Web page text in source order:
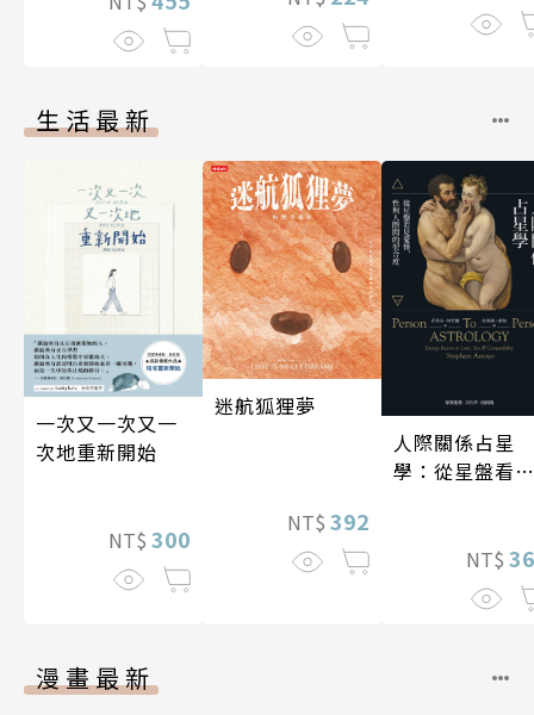
生活最新
一次又一次又一
次地重新開始
NT$ 300
迷航狐狸夢
NT$ 392
人際關係占星
學：從星盤看見
NT$
漫畫最新